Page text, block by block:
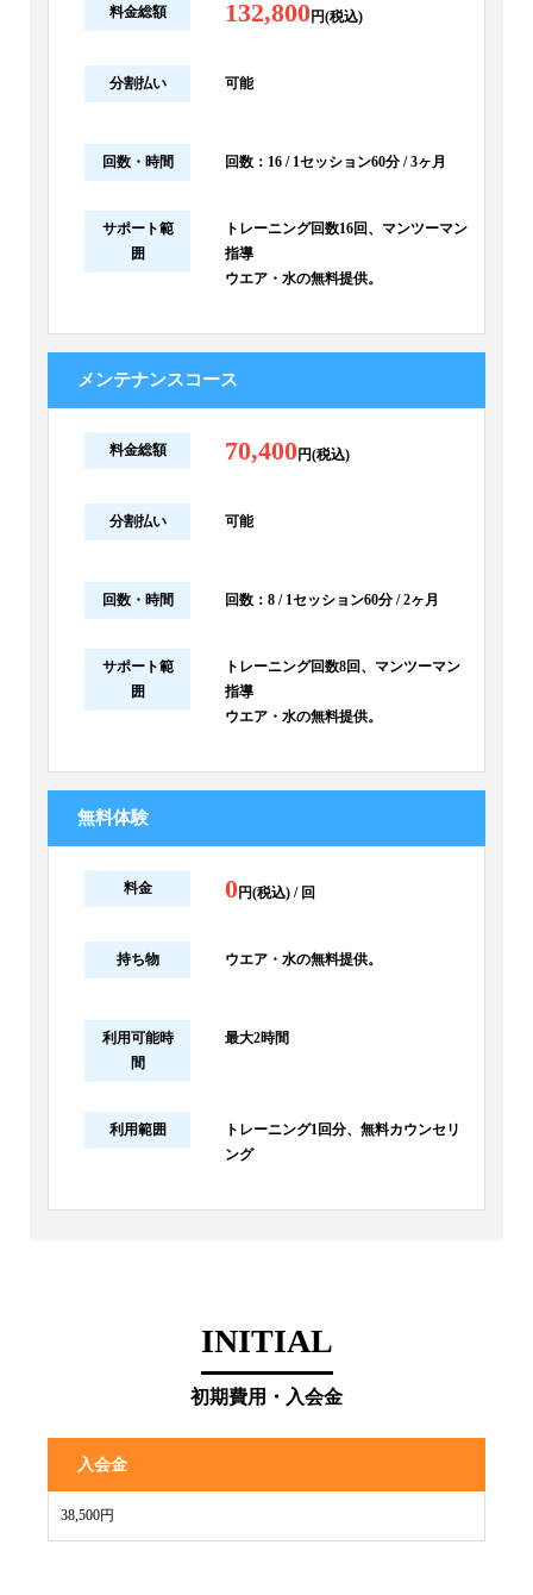
料金総額 132,800円(税込)
分割払い 可能
回数・時間 回数：16 / 1セッション60分 / 3ヶ月
サポート範
囲
トレーニング回数16回、マンツーマン
指導
ウエア・水の無料提供。
メンテナンスコース
料金総額 70,400円(税込)
分割払い 可能
回数・時間 回数：8 / 1セッション60分 / 2ヶ月
サポート範
囲
トレーニング回数8回、マンツーマン
指導
ウエア・水の無料提供。
無料体験
料金 0円(税込) / 回
持ち物 ウエア・水の無料提供。
利用可能時
間
最大2時間
利用範囲
トレーニング1回分、無料カウンセリ
ング
INITIAL
初期費用・入会金
入会金
38,500円